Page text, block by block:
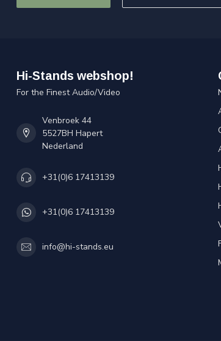
Hi-Stands webshop!
For the Finest Audio/Video
Venbroek 44
5527BH Hapert
Nederland
+31(0)6 17413139
+31(0)6 17413139
info@hi-stands.eu